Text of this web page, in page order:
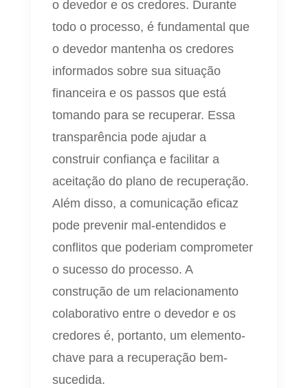
o devedor e os credores. Durante
todo o processo, é fundamental que
o devedor mantenha os credores
informados sobre sua situação
financeira e os passos que está
tomando para se recuperar. Essa
transparência pode ajudar a
construir confiança e facilitar a
aceitação do plano de recuperação.
Além disso, a comunicação eficaz
pode prevenir mal-entendidos e
conflitos que poderiam comprometer
o sucesso do processo. A
construção de um relacionamento
colaborativo entre o devedor e os
credores é, portanto, um elemento-
chave para a recuperação bem-
sucedida.